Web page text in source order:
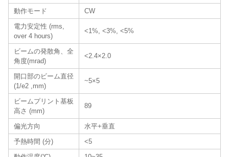
動作モード
CW
電力安定性 (rms,
over 4 hours)
<1%, <3%, <5%
ビームの発散角、全
角度(mrad)
<2.4×2.0
開口部のビーム直径
(1/e2 ,mm)
~5×5
ビームプリント基板
高さ (mm)
89
偏光方向
水平+垂直
予熱時間 (分)
<5